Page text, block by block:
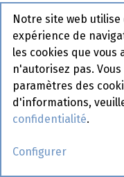
Bac à frites
0)
Actif
Demander un
Notre site web
expérience de
les cookies que vous
n'autorisez pas.
paramètres des
d'informations,
confidentialité.
Configurer